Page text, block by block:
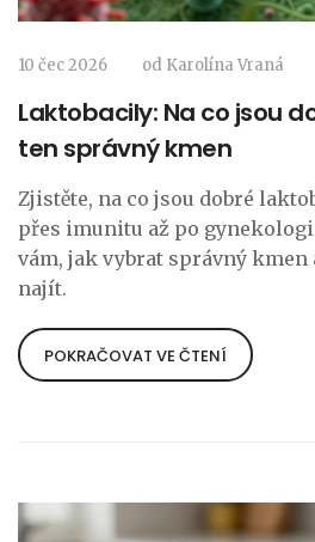
10 čec 2026 od Karolína Vraná
Laktobacily: Na co jsou
ten správný kmen
Zjistěte, na co jsou dobré
přes imunitu až po
vám, jak vybrat správný
najít.
POKRAČOVAT VE ČTENÍ